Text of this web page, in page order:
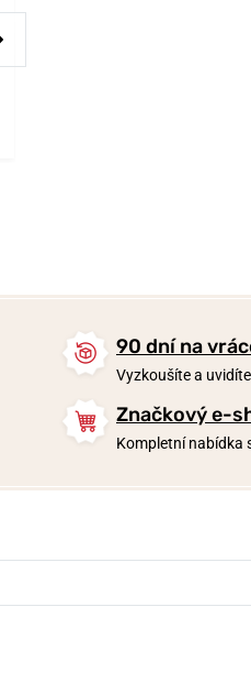
90 dní na
Vyzkoušíte a uvidíte
Značkový e-
Kompletní nabídka